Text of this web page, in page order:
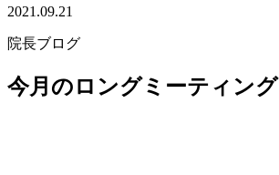
2021.09.21
院長ブログ
今月のロングミーティング